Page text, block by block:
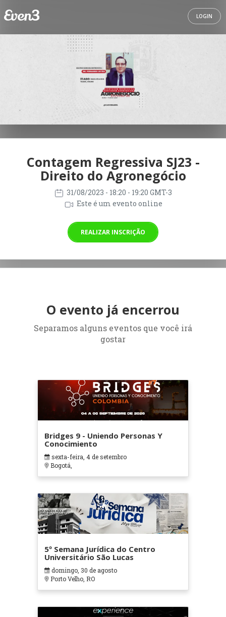
LOGIN
Contagem Regressiva SJ23 -
Direito do Agronegócio
31/08/2023 - 18:20 - 19:20 GMT-3
Este é um evento online
REALIZAR INSCRIÇÃO
O evento já encerrou
Separamos alguns eventos que você irá
gostar
Bridges 9 - Uniendo Personas Y
Conocimiento
sexta-feira, 4 de setembro
Bogotá,
5º Semana Jurídica do Centro
Universitário São Lucas
domingo, 30 de agosto
Porto Velho, RO